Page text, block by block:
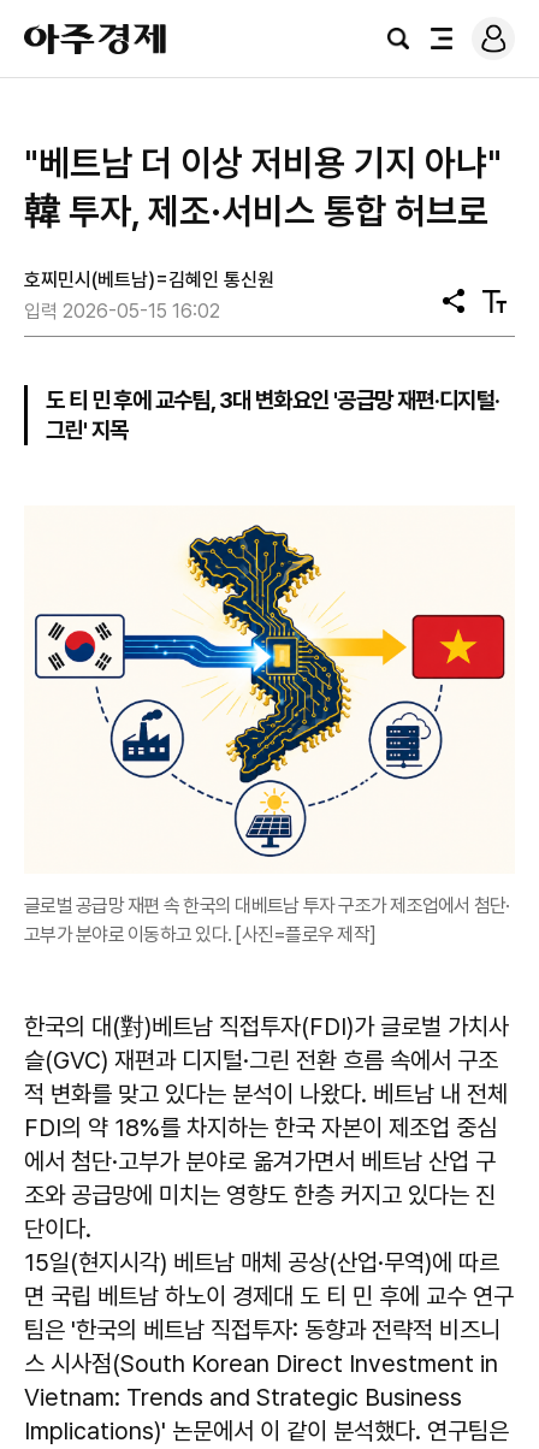
아
주
경
검
전
로
그
"베트남 더 이상 저비용 기지 아냐"
韓 투자, 제조·서비스 통합 허브로
호찌민시(베트남)=김혜인 통신원
입력 2026-05-15 16:02
공
유
텍
스
기
도 티 민 후에 교수팀, 3대 변화요인 '공급망 재편·디지털·
그린' 지목
글로벌 공급망 재편 속 한국의 대베트남 투자 구조가 제조업에서 첨단·
고부가 분야로 이동하고 있다. [사진=플로우 제작]
한국의 대(對)베트남 직접투자(FDI)가 글로벌 가치사
슬(GVC) 재편과 디지털·그린 전환 흐름 속에서 구조
적 변화를 맞고 있다는 분석이 나왔다. 베트남 내 전체
FDI의 약 18%를 차지하는 한국 자본이 제조업 중심
에서 첨단·고부가 분야로 옮겨가면서 베트남 산업 구
조와 공급망에 미치는 영향도 한층 커지고 있다는 진
단이다.
15일(현지시각) 베트남 매체 공상(산업·무역)에 따르
면 국립 베트남 하노이 경제대 도 티 민 후에 교수 연구
팀은 '한국의 베트남 직접투자: 동향과 전략적 비즈니
스 시사점(South Korean Direct Investment in
Vietnam: Trends and Strategic Business
Implications)' 논문에서 이 같이 분석했다. 연구팀은